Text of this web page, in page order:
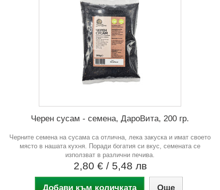
Черен сусам - семена, ДароВита, 200 гр.
Черните семена на сусама са отлична, лека закуска и имат своето
място в нашата кухня. Поради богатия си вкус, семената се
използват в различни печива.
2,80 € / 5,48 лв
Добави към количката Още